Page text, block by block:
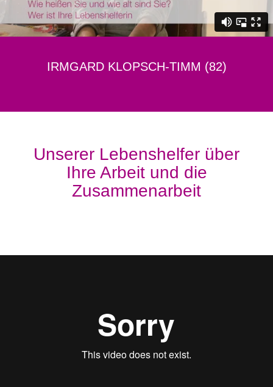
IRMGARD KLOPSCH-TIMM (82)
Unserer Lebenshelfer über
Ihre Arbeit und die
Zusammenarbeit